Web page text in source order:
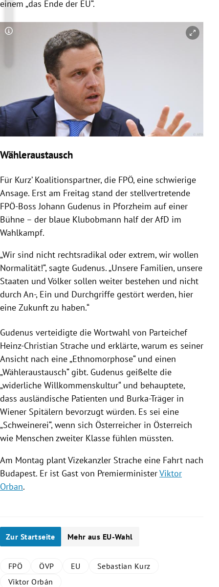
einem „das Ende der EU“.
Copyright-Hinweis öffnen/schließen
Wähleraustausch
Für Kurz’ Koalitionspartner, die FPÖ, eine schwierige
Ansage. Erst am Freitag stand der stellvertretende
FPÖ-Boss Johann Gudenus in Pforzheim auf einer
Bühne – der blaue Klubobmann half derAfD im
Wahlkampf.
„Wir sind nicht rechtsradikal oder extrem, wir wollen
Normalität!“, sagte Gudenus. „Unsere Familien, unsere
Staaten und Völker sollen weiter bestehen und nicht
durch An-, Ein und Durchgriffe gestört werden, hier
eine Zukunft zu haben.“
Gudenus verteidigte die Wortwahl von Parteichef
Heinz-Christian Strache und erklärte, warum es seiner
Ansicht nach eine „Ethnomorphose“ und einen
„Wähleraustausch“ gibt. Gudenus geißelte die
„widerliche Willkommenskultur“ und behauptete,
dass ausländische Patienten und Burka-Träger in
Wiener Spitälern bevorzugt würden. Es sei eine
„Schweinerei“, wenn sich Österreicher in Österreich
wie Menschen zweiter Klasse fühlen müssten.
Am Montag plant Vizekanzler Strache eine Fahrt nach
Budapest. Er ist Gast von PremierministerViktor
Orban.
Zur Startseite Mehr aus EU-Wahl
FPÖ ÖVP EU
Sebastian Kurz
Viktor Orbán